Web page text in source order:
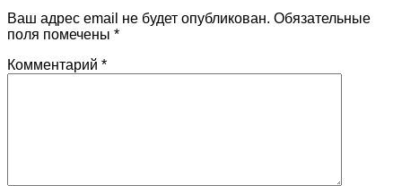
Ваш адрес email не будет опубликован. Обязательные
поля помечены *
Комментарий *